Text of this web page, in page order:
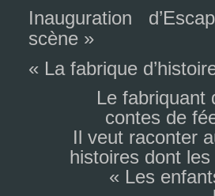
Inauguration
scène »
« La fabri­que
Le fabri­quant
contes de
Il veut raconter
his­toi­res dont
« Les